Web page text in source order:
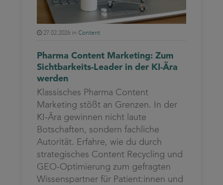
27.02.2026 in Content
Pharma Content Marketing: Zum
Sichtbarkeits-Leader in der KI-Ära
werden
Klassisches Pharma Content
Marketing stößt an Grenzen. In der
KI-Ära gewinnen nicht laute
Botschaften, sondern fachliche
Autorität. Erfahre, wie du durch
strategisches Content Recycling und
GEO-Optimierung zum gefragten
Wissenspartner für Patient:innen und